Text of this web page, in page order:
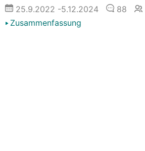
25.9.2022 -5.12.2024 88
Zusammenfassung